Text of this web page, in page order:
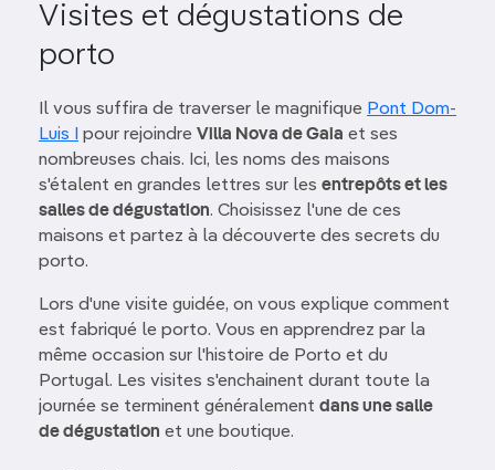
Visites et dégustations de
porto
Il vous suffira de traverser le magnifique Pont Dom-
Luis I
pour rejoindre Villa Nova de Gaia et ses
nombreuses chais. Ici, les noms des maisons
s'étalent en grandes lettres sur les entrepôts et les
salles de dégustation. Choisissez l'une de ces
maisons et partez à la découverte des secrets du
porto.
Lors d'une visite guidée, on vous explique comment
est fabriqué le porto. Vous en apprendrez par la
même occasion sur l'histoire de Porto et du
Portugal. Les visites s'enchainent durant toute la
journée se terminent généralement dans une salle
de dégustation et une boutique.